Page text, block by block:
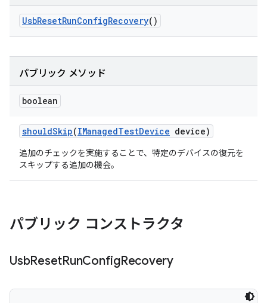
UsbResetRunConfigRecovery()
パブリック メソッド
boolean
shouldSkip(IManagedTestDevice device)
追加のチェックを実施することで、特定のデバイスの復元を
スキップする追加の機会。
パブリック コンストラクタ
UsbResetRunConfigRecovery